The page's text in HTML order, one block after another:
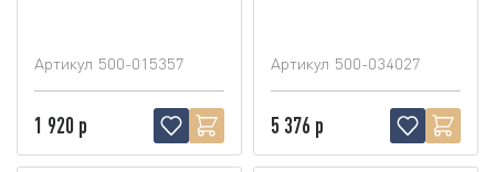
Артикул 500-015357
1 920 р
Артикул 500-034027
5 376 р